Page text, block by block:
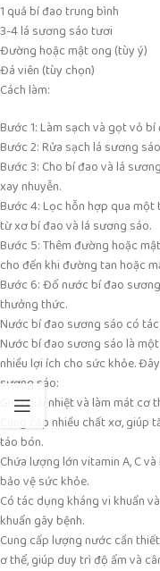
1 quả bí đao trung bình
3-4 lá sương sáo tươi
Đường hoặc mật ong (tùy ý)
Đá viên (tùy chọn)
Cách làm:
Bước 1: Làm sạch và gọt vỏ
Bước 2: Rửa sạch lá sương
Bước 3: Cho bí đao và lá
xay nhuyễn.
Bước 4: Lọc hỗn hợp qua
từ xơ bí đao và lá sương sáo.
Bước 5: Thêm đường hoặc
cho đến khi đường tan hoặc
Bước 6: Đổ nước bí đao
thưởng thức.
Nước bí đao sương sáo có
Nước bí đao sương sáo là
nhiều lợi ích cho sức khỏe.
sương sáo:
Giúp giải nhiệt và làm mát
Cung cấp nhiều chất xơ,
táo bón.
Chứa lượng lớn vitamin A, C
bảo vệ sức khỏe.
Có tác dụng kháng vi khuẩn
khuẩn gây bệnh.
Cung cấp lượng nước cần
ơ thể, giúp duy trì độ ẩm và